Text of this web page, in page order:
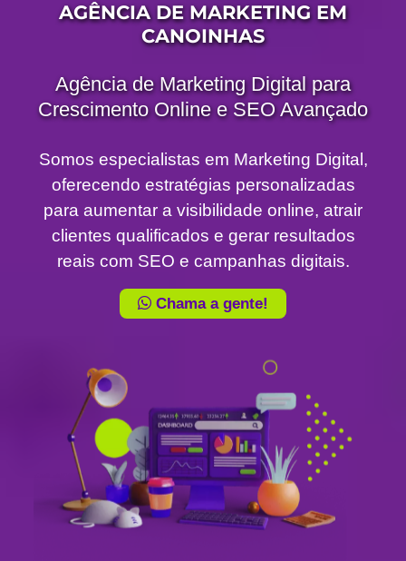
AGÊNCIA DE MARKETING EM
CANOINHAS
Agência de Marketing Digital para
Crescimento Online e SEO Avançado
Somos especialistas em Marketing Digital,
oferecendo estratégias personalizadas
para aumentar a visibilidade online, atrair
clientes qualificados e gerar resultados
reais com SEO e campanhas digitais.
Chama a gente!